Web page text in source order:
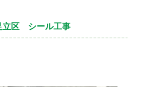
立区 シール工事